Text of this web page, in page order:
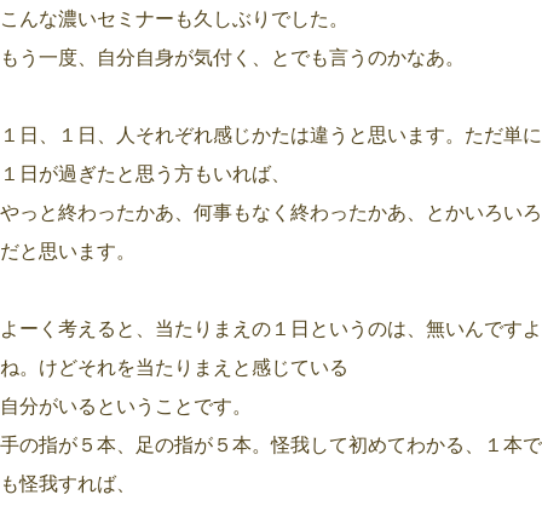
こんな濃いセミナーも久しぶりでした。
もう一度、自分自身が気付く、とでも言うのかなあ。
１日、１日、人それぞれ感じかたは違うと思います。ただ単に
１日が過ぎたと思う方もいれば、
やっと終わったかあ、何事もなく終わったかあ、とかいろいろ
だと思います。
よーく考えると、当たりまえの１日というのは、無いんですよ
ね。けどそれを当たりまえと感じている
自分がいるということです。
手の指が５本、足の指が５本。怪我して初めてわかる、１本で
も怪我すれば、